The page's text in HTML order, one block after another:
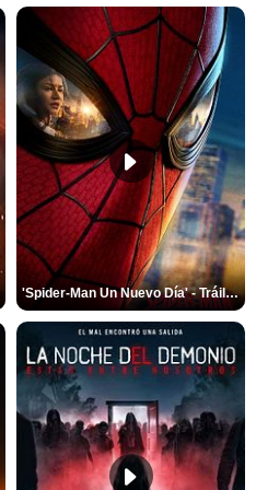
'Spider-Man Un Nuevo Día' - Tráiler oficial subtitulado